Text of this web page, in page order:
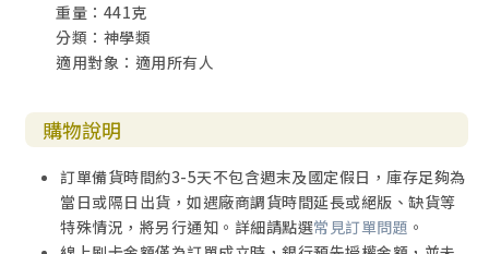
重量：441克
分類：神學類
適用對象：適用所有人
購物說明
訂單備貨時間約3-5天不包含週末及國定假日，庫存足夠為
當日或隔日出貨，如遇廠商調貨時間延長或絕版、缺貨等
特殊情況，將另行通知。詳細請點選常見訂單問題 。